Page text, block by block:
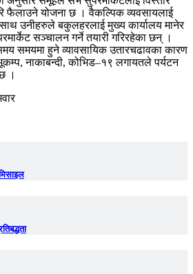
फैलाउने योजना छ । वैकल्पिक व्यवसायलाई
उनीहरुले बकुलहरलाई मुख्य कार्यालय मानेर
सञ्चालन गर्ने तयारी गरिरहेका छन् ।
समयमा हुने व्यावसायिक उतारचढावका कारण
नाकाबन्दी, कोभिड–१९ लगायतले पर्यटन
।